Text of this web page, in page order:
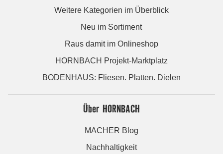
Weitere Kategorien im Überblick
Neu im Sortiment
Raus damit im Onlineshop
HORNBACH Projekt-Marktplatz
BODENHAUS: Fliesen. Platten. Dielen
Über HORNBACH
MACHER Blog
Nachhaltigkeit